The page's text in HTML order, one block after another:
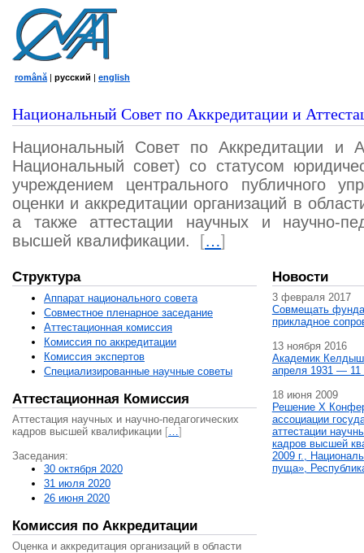
română | русский | english
Национальный Совет по Аккредитации и
Национальный Совет по Аккредитации и
Национальный совет) со статусом
учреждением центрального публичного
оценки и аккредитации организаций в
а также аттестации научных и научно-
высшей квалификации.
[…]
Структура
Аппарат национального совета
Совместное пленарное заседание
Аттестационная комисcия
Комиссия по аккредитации
Комиссия экспертов
Специализированные научные советы
Аттестационная Комиссия
Аттестация научных и научно-педагогических
кадров высшей квалификации […]
Заседания:
30 октября 2020
31 июля 2020
26 июня 2020
Комиссия по Аккредитации
Оценка и аккредитация организаций в области
Новости
3 февраля 2017
Совмещать
прикладное
13 ноября 2016
Академик
апреля 1931 — 11
18 июня 2009
Решение X
ассоциации
аттестации
кадров высшей
2009 г.,
пуща»,